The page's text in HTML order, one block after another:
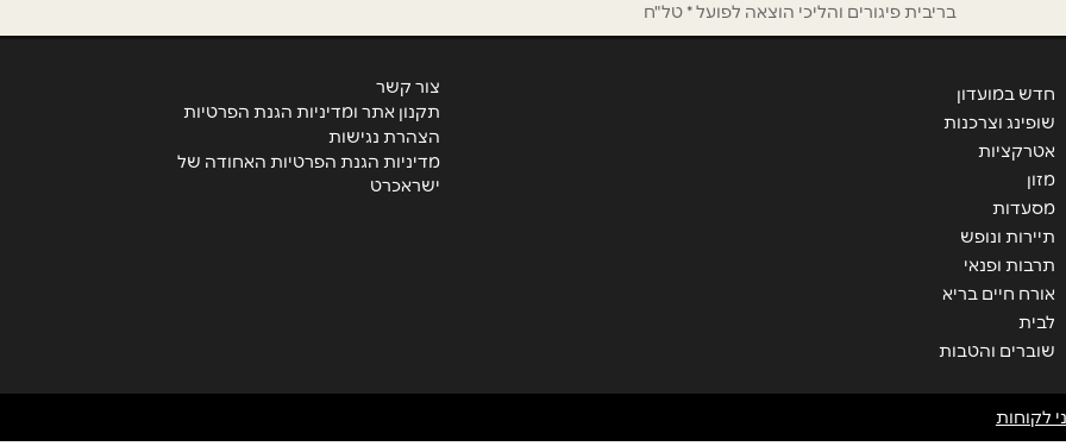
בריבית פיגורים והליכי הוצאה לפועל * טל"ח
חדש במועדון
שופינג וצרכנות
אטרקציות
מזון
מסעדות
תיירות ונופש
תרבות ופנאי
אורח חיים בריא
לבית
שוברים והטבות
צור קשר
תקנון אתר ומדיניות הגנת הפרטיות
הצהרת נגישות
מדיניות הגנת הפרטיות האחודה של
ישראכרט